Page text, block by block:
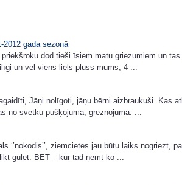
2012 gada sezonā
dod tieši īsiem matu griezumiem un
un vēl viens liels pluss mums, 4 ...
Jāņi nolīgoti, jāņu bērni aizbraukuši. Kas
no svētku pušķojuma, greznojuma. ...
‘’nokodis’’, ziemcietes jau būtu laiks nogriezt,
gulēt. BET – kur tad ņemt ko ...